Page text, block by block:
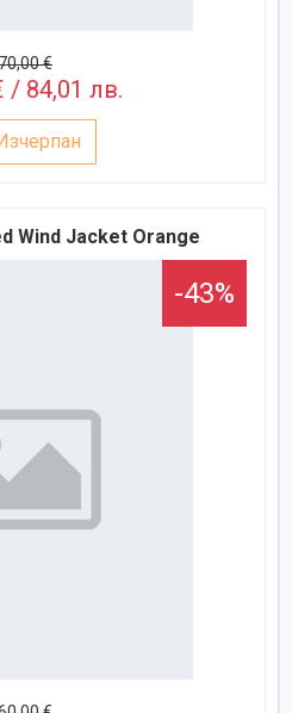
€
/ 84,01 лв.
Wind Jacket Orange
-43%